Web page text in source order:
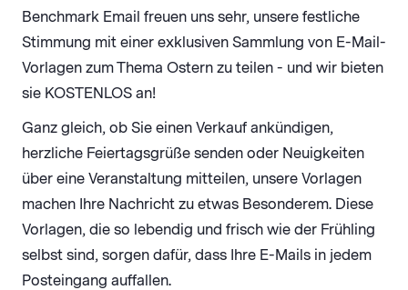
Benchmark Email freuen uns sehr, unsere festliche
Stimmung mit einer exklusiven Sammlung von E-Mail-
Vorlagen zum Thema Ostern zu teilen - und wir bieten
sie KOSTENLOS an!
Ganz gleich, ob Sie einen Verkauf ankündigen,
herzliche Feiertagsgrüße senden oder Neuigkeiten
über eine Veranstaltung mitteilen, unsere Vorlagen
machen Ihre Nachricht zu etwas Besonderem. Diese
Vorlagen, die so lebendig und frisch wie der Frühling
selbst sind, sorgen dafür, dass Ihre E-Mails in jedem
Posteingang auffallen.